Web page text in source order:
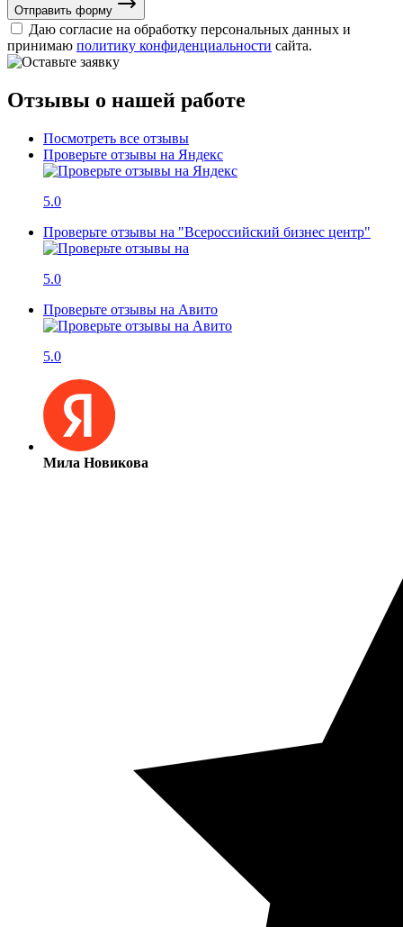
Отправить форму
Даю согласие на обработку персональных данных и
принимаю политику конфиденциальности сайта.
Отзывы о нашей работе
Посмотреть все отзывы
Проверьте отзывы на Яндекс
5.0
Проверьте отзывы на "Всероссийский бизнес центр"
5.0
Проверьте отзывы на Авито
5.0
Мила Новикова